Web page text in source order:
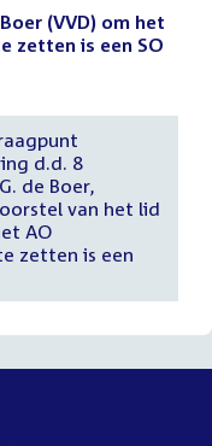
(VVD) om het
zetten is een SO
d.d. 8
de Boer,
van het lid
AO
zetten is een